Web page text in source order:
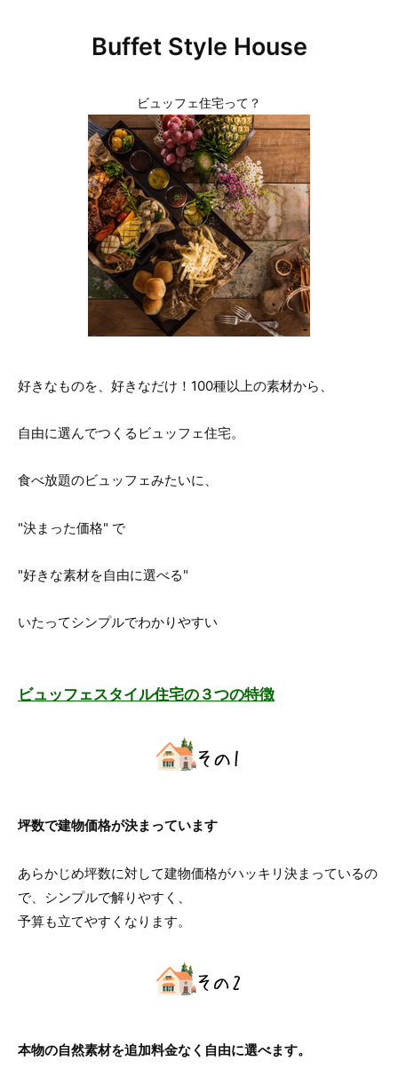
Buffet Style House
ビュッフェ住宅って？
好きなものを、好きなだけ！100種以上の素材から、
自由に選んでつくるビュッフェ住宅。
食べ放題のビュッフェみたいに、
"決まった価格" で
"好きな素材を自由に選べる"
いたってシンプルでわかりやすい
ビュッフェスタイル住宅の３つの特徴
坪数で建物価格が決まっています
あらかじめ坪数に対して建物価格がハッキリ決まっているの
で、シンプルで解りやすく、
予算も立てやすくなります。
本物の自然素材を追加料金なく自由に選べます。